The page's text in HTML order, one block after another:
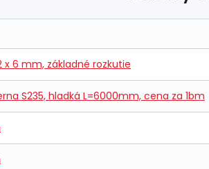
x 6 mm, základné rozkutie
S235, hladká L=6000mm, cena za 1bm